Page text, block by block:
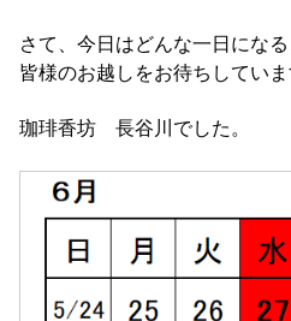
さて、今日はどんな一日にな
皆様のお越しをお待ちしていま
珈琲香坊 長谷川でした。